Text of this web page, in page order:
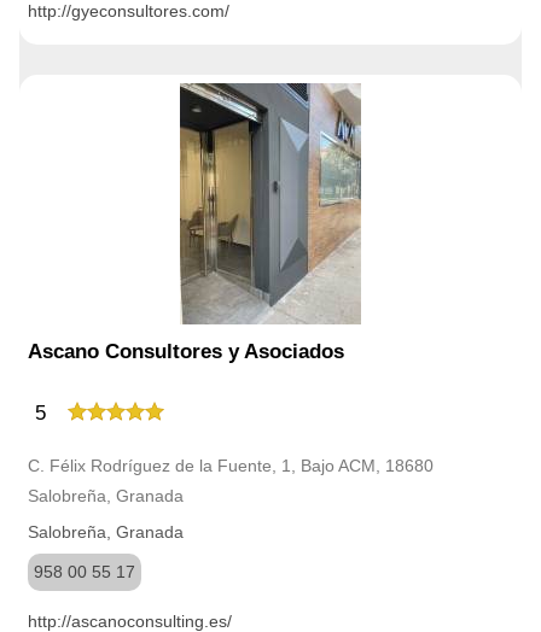
http://gyeconsultores.com/
Ascano Consultores y Asociados
5
C. Félix Rodríguez de la Fuente, 1, Bajo ACM, 18680
Salobreña, Granada
Salobreña, Granada
958 00 55 17
http://ascanoconsulting.es/